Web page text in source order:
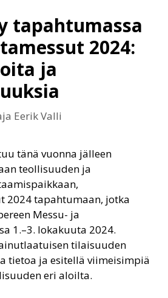
tapahtumassa
2024:
ja
Eerik Valli
tänä vuonna jälleen
teollisuuden ja
2024 tapahtumaan, jotka
Messu- ja
1.–3. lokakuuta 2024.
tilaisuuden
tietoa ja esitellä viimeisimpiä
eri aloilta.